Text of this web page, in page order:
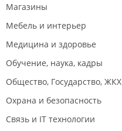
Магазины
Мебель и интерьер
Медицина и здоровье
Обучение, наука, кадры
Общество, Государство, ЖКХ
Охрана и безопасность
Связь и IT технологии